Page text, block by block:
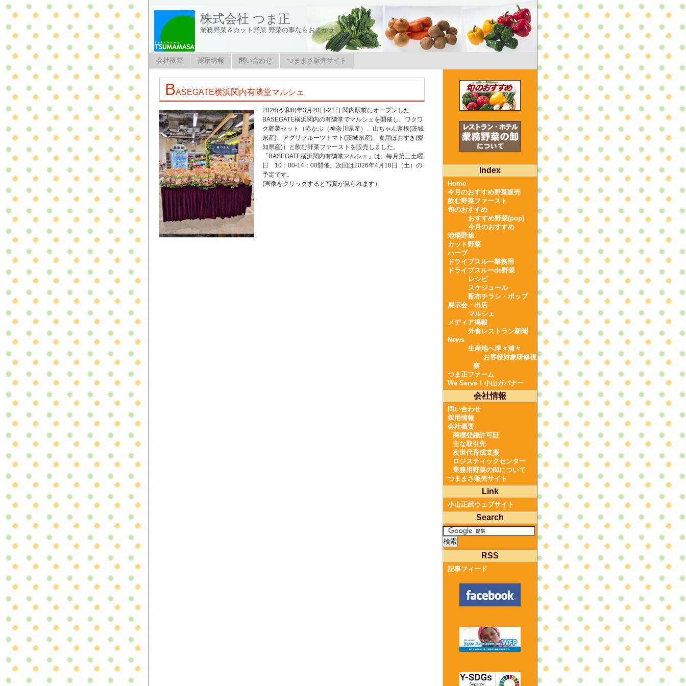
株式会社 つま正
業務野菜＆カット野菜 野菜の事ならおまかせ
会社概要 採用情報 問い合わせ つままさ販売サイト
BASEGATE横浜関内有隣堂マルシェ
2026(令和8)年3月20日-21日 関内駅前にオープンした
BASEGATE横浜関内の有隣堂でマルシェを開催し、ワクワ
ク野菜セット（赤かぶ（神奈川県産）、山ちゃん蓮根(茨城
県産)、アグリフルーツトマト(茨城県産)、食用ほおずき(愛
知県産)）と飲む野菜ファーストを販売しました。
「BASEGATE横浜関内有隣堂マルシェ」は、毎月第三土曜
日 10：00-14：00開催。次回は2026年4月18日（土）の
予定です。
(画像をクリックすると写真が見られます）
Index
Home
今月のおすすめ野菜販売
飲む野菜ファースト
旬のおすすめ
おすすめ野菜(pop)
今月のおすすめ
地場野菜
カット野菜
ハーブ
ドライブスルー業務用
ドライブスルーde野菜
レシピ
スケジュール
配布チラシ・ポップ
展示会・出店
マルシェ
メディア掲載
外食レストラン新聞
News
生産地へ津々浦々
お客様対象研修視
察
つま正ファーム
We Serve！小山ガバナー
会社情報
問い合わせ
採用情報
会社概要
商標登録許可証
主な取引先
次世代育成支援
ロジスティックセンター
業務用野菜の卸について
つままさ販売サイト
Link
小山正武ウェブサイト
Search
RSS
記事フィード